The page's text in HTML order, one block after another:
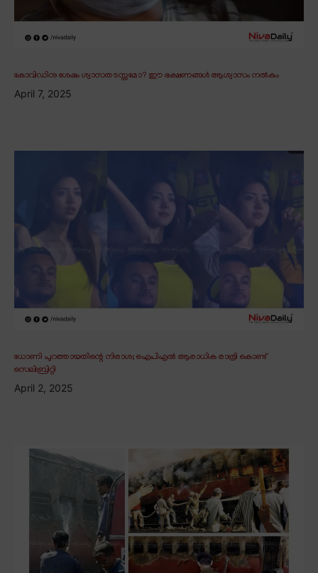
കോവിഡിനു ശേഷം ശ്വാസതടസ്സമോ? ഈ ഭക്ഷണങ്ങൾ ആശ്വാസം നൽകും
April 7, 2025
ധോണി പുറത്തായതിന്റെ നിരാശ; ഐപിഎൽ ആരാധിക രാത്രി കൊണ്ട്
സെലിബ്രിറ്റി
April 2, 2025